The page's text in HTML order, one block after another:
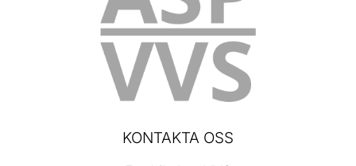
KONTAKTA OSS